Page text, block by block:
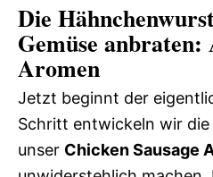
Die
Gemüse
Aromen
Jetzt beginnt der
Schritt entwickeln wir
unser Chicken Sausage